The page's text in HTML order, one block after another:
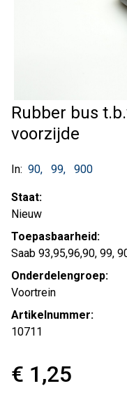
Rubber bus
voorzijde
In: 90 99 900
Staat:
Nieuw
Toepasbaarheid:
Saab 93,95,96,90, 99,
Onderdelengroep:
Voortrein
Artikelnummer:
10711
€ 1,25